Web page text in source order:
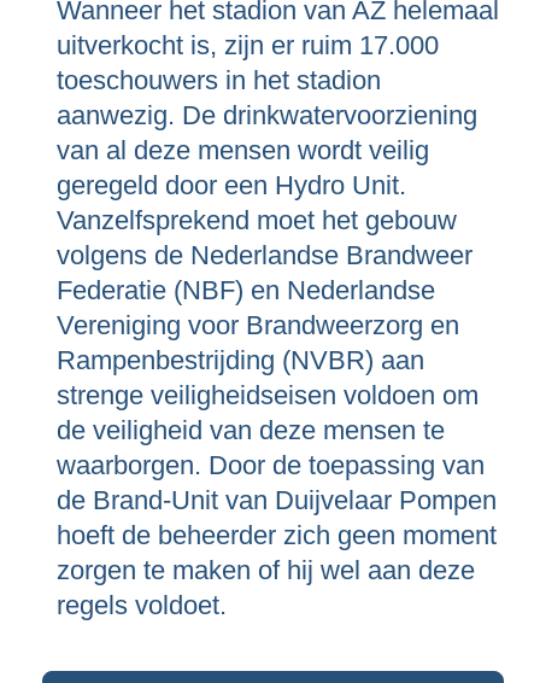
Wanneer het stadion van AZ helemaal
uitverkocht is, zijn er ruim 17.000
toeschouwers in het stadion
aanwezig. De drinkwatervoorziening
van al deze mensen wordt veilig
geregeld door een Hydro Unit.
Vanzelfsprekend moet het gebouw
volgens de Nederlandse Brandweer
Federatie (NBF) en Nederlandse
Vereniging voor Brandweerzorg en
Rampenbestrijding (NVBR) aan
strenge veiligheidseisen voldoen om
de veiligheid van deze mensen te
waarborgen. Door de toepassing van
de Brand-Unit van Duijvelaar Pompen
hoeft de beheerder zich geen moment
zorgen te maken of hij wel aan deze
regels voldoet.